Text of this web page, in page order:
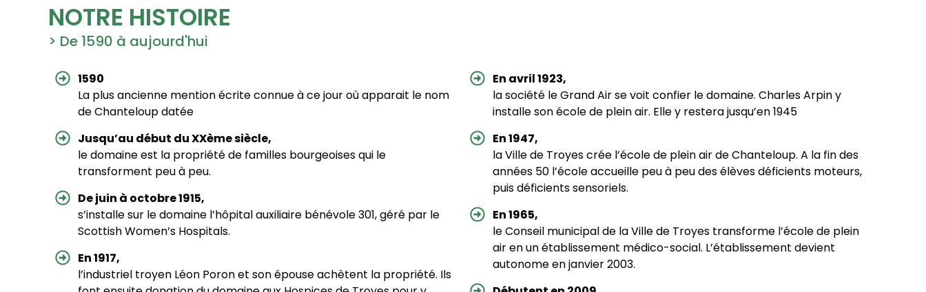
NOTRE HISTOIRE
> De 1590 à aujourd'hui
1590
La plus ancienne mention écrite connue à ce jour où apparait le nom
de Chanteloup datée
Jusqu’au début du XXème siècle,
le domaine est la propriété de familles bourgeoises qui le
transforment peu à peu.
De juin à octobre 1915,
s’installe sur le domaine l’hôpital auxiliaire bénévole 301, géré par le
Scottish Women’s Hospitals.
En 1917,
l’industriel troyen Léon Poron et son épouse achètent la propriété. Ils
En avril 1923,
la société le Grand Air se voit confier le domaine. Charles Arpin y
installe son école de plein air. Elle y restera jusqu’en 1945
En 1947,
la Ville de Troyes crée l’école de plein air de Chanteloup. A la fin des
années 50 l’école accueille peu à peu des élèves déficients moteurs,
puis déficients sensoriels.
En 1965,
le Conseil municipal de la Ville de Troyes transforme l’école de plein
air en un établissement médico-social. L’établissement devient
autonome en janvier 2003.